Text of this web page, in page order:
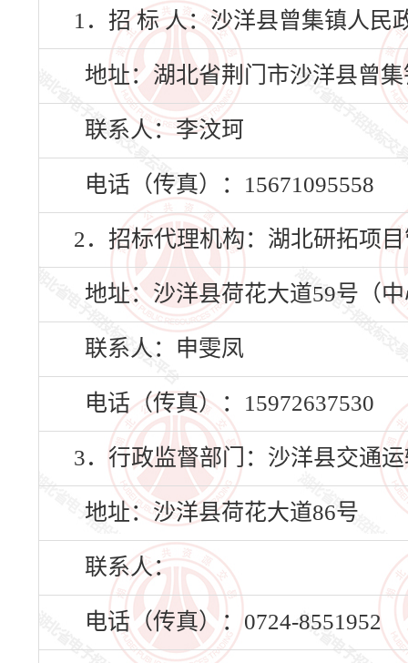
1．招 标 人：沙洋县曾集镇人民
地址：湖北省荆门市沙洋县曾
联系人：李汶珂
电话（传真）：15671095558
2．招标代理机构：湖北研拓项
地址：沙洋县荷花大道59号（
联系人：申雯凤
电话（传真）：15972637530
3．行政监督部门：沙洋县交通
地址：沙洋县荷花大道86号
联系人：
电话（传真）：0724-8551952